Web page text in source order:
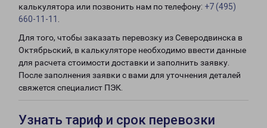
калькулятора или позвонить нам по телефону: +7 (495)
660-11-11
Для того, чтобы заказать перевозку из Северодвинска в
Октябрьский, в калькуляторе необходимо ввести данные
для расчета стоимости доставки и заполнить заявку.
После заполнения заявки с вами для уточнения деталей
свяжется специалист ПЭК.
Узнать тариф и срок перевозки